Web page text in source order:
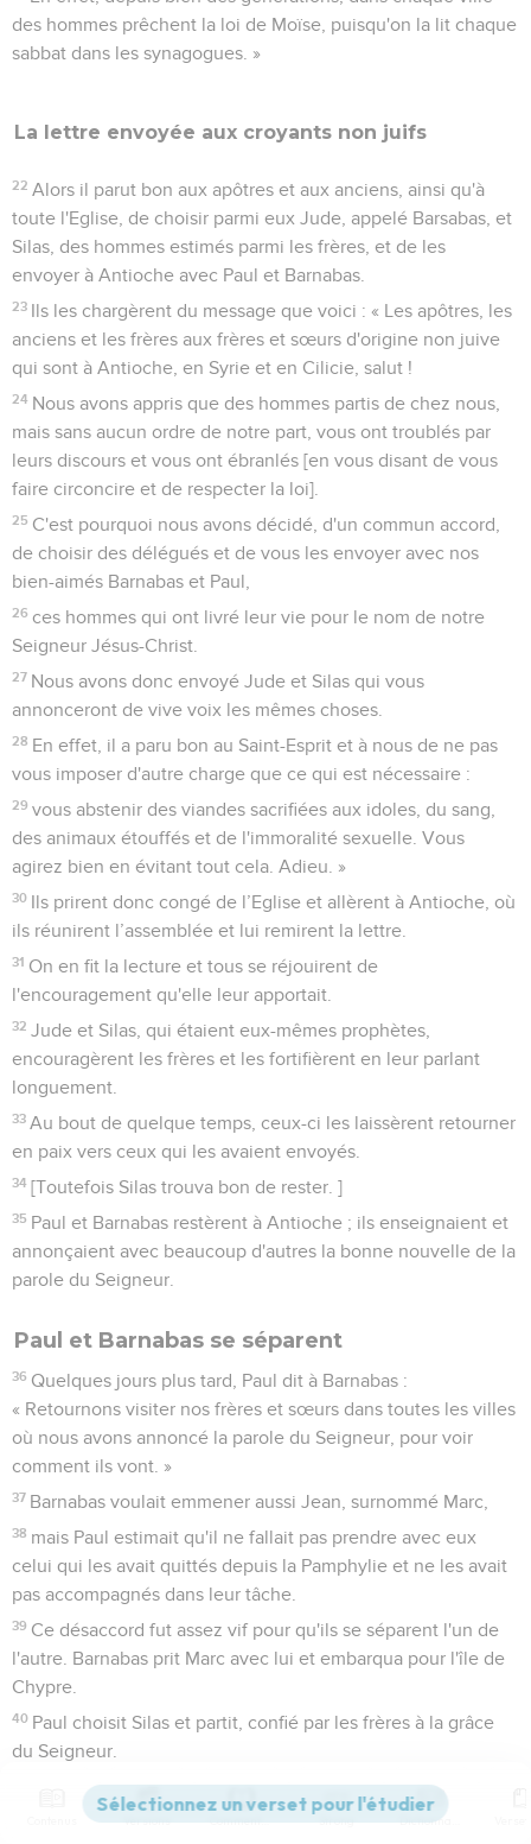
des hommes prêchent la loi de Moïse, puisqu'on la lit chaque
sabbat dans les synagogues. »
La lettre envoyée aux croyants non juifs
22 Alors il parut bon aux apôtres et aux anciens, ainsi qu'à
toute l'Eglise, de choisir parmi eux Jude, appelé Barsabas, et
Silas, des hommes estimés parmi les frères, et de les
envoyer à Antioche avec Paul et Barnabas.
23 Ils les chargèrent du message que voici : « Les apôtres, les
anciens et les frères aux frères et sœurs d'origine non juive
qui sont à Antioche, en Syrie et en Cilicie, salut !
24 Nous avons appris que des hommes partis de chez nous,
mais sans aucun ordre de notre part, vous ont troublés par
leurs discours et vous ont ébranlés [en vous disant de vous
faire circoncire et de respecter la loi].
25 C'est pourquoi nous avons décidé, d'un commun accord,
de choisir des délégués et de vous les envoyer avec nos
bien-aimés Barnabas et Paul,
26 ces hommes qui ont livré leur vie pour le nom de notre
Seigneur Jésus-Christ.
27 Nous avons donc envoyé Jude et Silas qui vous
annonceront de vive voix les mêmes choses.
28 En effet, il a paru bon au Saint-Esprit et à nous de ne pas
vous imposer d'autre charge que ce qui est nécessaire :
29 vous abstenir des viandes sacrifiées aux idoles, du sang,
des animaux étouffés et de l'immoralité sexuelle. Vous
agirez bien en évitant tout cela. Adieu. »
30 Ils prirent donc congé de l’Eglise et allèrent à Antioche, où
ils réunirent l’assemblée et lui remirent la lettre.
31 On en fit la lecture et tous se réjouirent de
l'encouragement qu'elle leur apportait.
32 Jude et Silas, qui étaient eux-mêmes prophètes,
encouragèrent les frères et les fortifièrent en leur parlant
longuement.
33 Au bout de quelque temps, ceux-ci les laissèrent retourner
en paix vers ceux qui les avaient envoyés.
34 [Toutefois Silas trouva bon de rester. ]
35 Paul et Barnabas restèrent à Antioche ; ils enseignaient et
annonçaient avec beaucoup d'autres la bonne nouvelle de la
parole du Seigneur.
Paul et Barnabas se séparent
36 Quelques jours plus tard, Paul dit à Barnabas :
« Retournons visiter nos frères et sœurs dans toutes les villes
où nous avons annoncé la parole du Seigneur, pour voir
comment ils vont. »
37 Barnabas voulait emmener aussi Jean, surnommé Marc,
38 mais Paul estimait qu'il ne fallait pas prendre avec eux
celui qui les avait quittés depuis la Pamphylie et ne les avait
pas accompagnés dans leur tâche.
39 Ce désaccord fut assez vif pour qu'ils se séparent l'un de
l'autre. Barnabas prit Marc avec lui et embarqua pour l'île de
Chypre.
40 Paul choisit Silas et partit, confié par les frères à la grâce
du Seigneur.
Il traversa la Syrie et la Cilicie en fortifiant les Eglises.
Versions Commentaires Strong